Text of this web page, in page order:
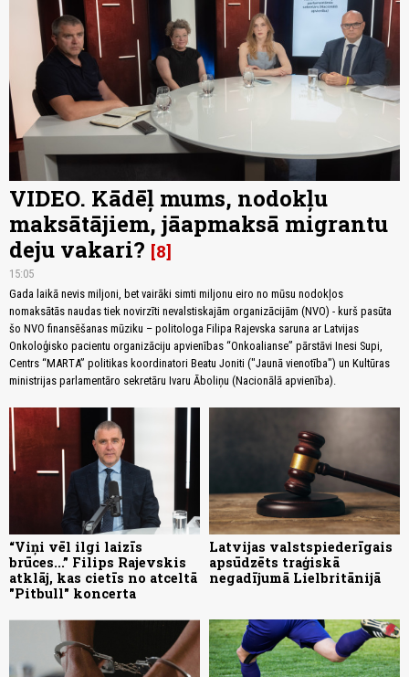
VIDEO. Kādēļ mums, nodokļu
maksātājiem, jāapmaksā migrantu
deju vakari? 8
15:05
Gada laikā nevis miljoni, bet vairāki simti miljonu eiro no mūsu nodokļos
nomaksātās naudas tiek novirzīti nevalstiskajām organizācijām (NVO) - kurš pasūta
šo NVO finansēšanas mūziku – politologa Filipa Rajevska saruna ar Latvijas
Onkoloģisko pacientu organizāciju apvienības “Onkoalianse” pārstāvi Inesi Supi,
Centrs “MARTA” politikas koordinatori Beatu Joniti ("Jaunā vienotība") un Kultūras
ministrijas parlamentāro sekretāru Ivaru Āboliņu (Nacionālā apvienība).
“Viņi vēl ilgi laizīs
brūces...” Filips Rajevskis
atklāj, kas cietīs no atceltā
"Pitbull" koncerta
Latvijas valstspiederīgais
apsūdzēts traģiskā
negadījumā Lielbritānijā